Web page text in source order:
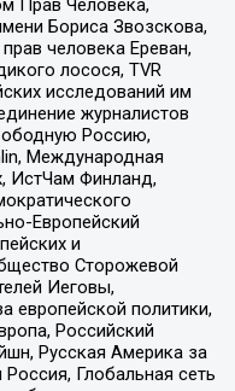
Прав Человека,
Бориса Звозскова,
человека Ереван,
лосося, TVR
исследований им
журналистов
Россию,
Международная
ИстЧам Финланд,
Европейский
и
Сторожевой
Иеговы,
европейской политики,
Российский
Русская Америка за
Глобальная сеть